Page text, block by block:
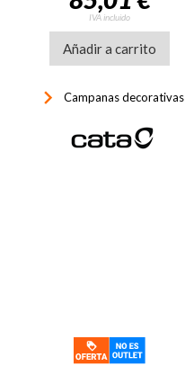
IVA incluido
Añadir a carrito
keyboard_arrow_right Campanas decorativas